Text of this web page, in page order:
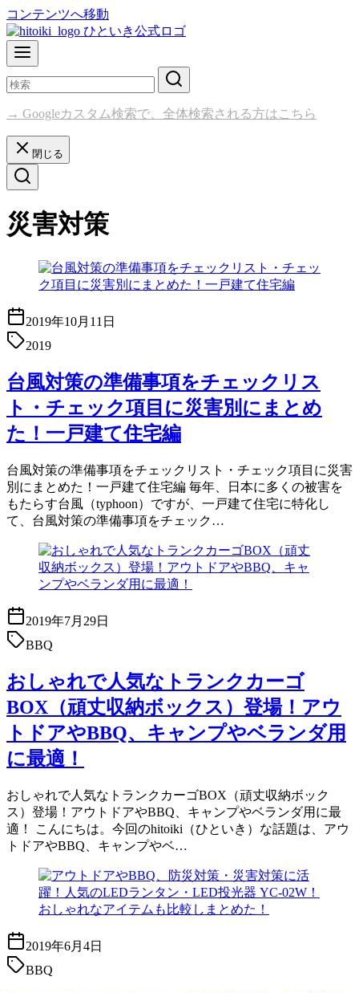
コンテンツへ移動
→ Googleカスタム検索で、全体検索される方はこちら
閉じる
災害対策
2019年10月11日
2019
台風対策の準備事項をチェックリス
ト・チェック項目に災害別にまとめ
た！一戸建て住宅編
台風対策の準備事項をチェックリスト・チェック項目に災害
別にまとめた！一戸建て住宅編 毎年、日本に多くの被害を
もたらす台風（typhoon）ですが、一戸建て住宅に特化し
て、台風対策の準備事項をチェック…
2019年7月29日
BBQ
おしゃれで人気なトランクカーゴ
BOX（頑丈収納ボックス）登場！アウ
トドアやBBQ、キャンプやベランダ用
に最適！
おしゃれで人気なトランクカーゴBOX（頑丈収納ボック
ス）登場！アウトドアやBBQ、キャンプやベランダ用に最
適！ こんにちは。今回のhitoiki（ひといき）な話題は、アウ
トドアやBBQ、キャンプやベ…
2019年6月4日
BBQ